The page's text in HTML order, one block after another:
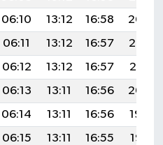
06:10 13:12 16:58
20:04
06:11 13:12 16:57
20:03
06:12 13:12 16:57
20:01
06:13 13:11 16:56
20:00
06:14 13:11 16:56
19:59
06:15 13:11 16:55
19:57